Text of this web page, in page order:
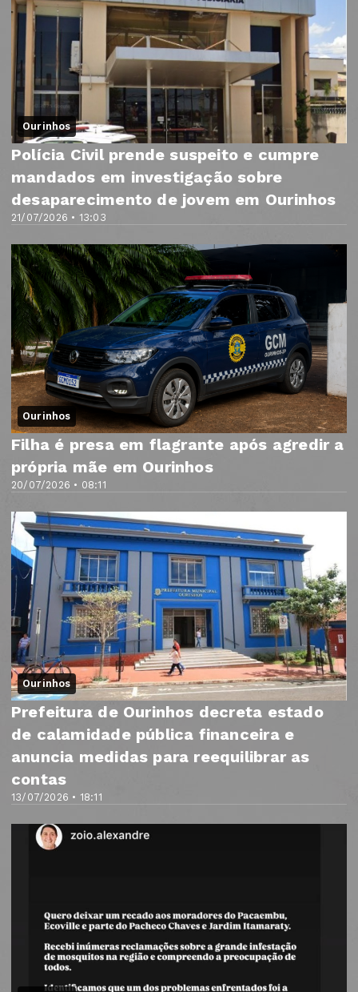
Ourinhos
21/07/2026 • 13:03
Polícia Civil prende suspeito e cumpre
mandados em investigação sobre
desaparecimento de jovem em Ourinhos
Ourinhos
20/07/2026 • 08:11
Filha é presa em flagrante após agredir a
própria mãe em Ourinhos
Ourinhos
13/07/2026 • 18:11
Prefeitura de Ourinhos decreta estado
de calamidade pública financeira e
anuncia medidas para reequilibrar as
contas